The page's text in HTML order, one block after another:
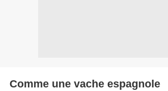
Comme une vache espagnole